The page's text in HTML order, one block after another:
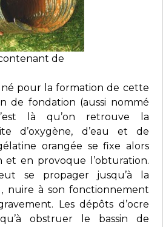
de
pour la formation de cette
de fondation (aussi nommé
là qu’on retrouve la
d’oxygène, d’eau et de
orangée se fixe alors
et en provoque l’obturation.
se propager jusqu’à la
nuire à son fonctionnement
Les dépôts d’ocre
obstruer le bassin de